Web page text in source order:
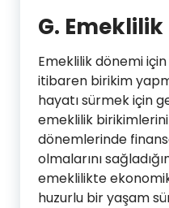
G.
Emeklilik dönemi
itibaren birikim
hayatı sürmek için
emeklilik
dönemlerinde
olmalarını
emeklilikte
huzurlu bir yaşam